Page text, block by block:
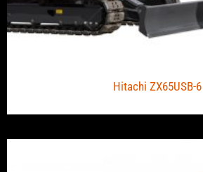
Hitachi ZX65USB-6